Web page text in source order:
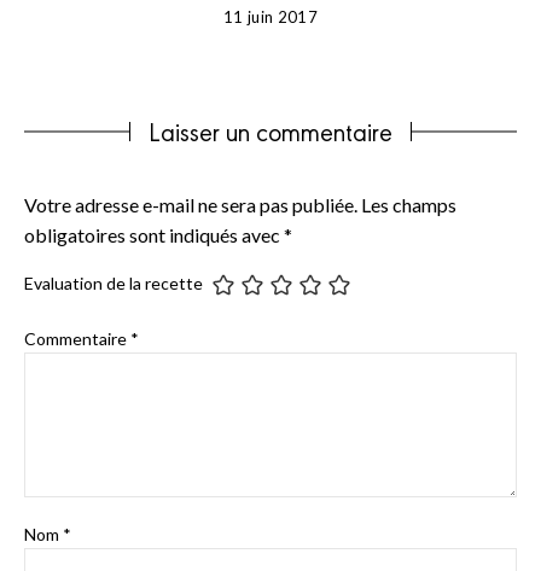
11 juin 2017
Laisser un commentaire
Votre adresse e-mail ne sera pas publiée. Les champs
obligatoires sont indiqués avec *
Evaluation de la recette
Commentaire *
Nom *